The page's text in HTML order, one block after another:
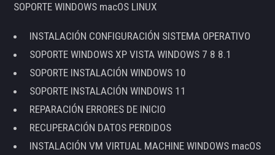
SOPORTE WINDOWS macOS LINUX
INSTALACIÓN CONFIGURACIÓN SISTEMA OPERATIVO
SOPORTE WINDOWS XP VISTA WINDOWS 7 8 8.1
SOPORTE INSTALACIÓN WINDOWS 10
SOPORTE INSTALACIÓN WINDOWS 11
REPARACIÓN ERRORES DE INICIO
RECUPERACIÓN DATOS PERDIDOS
INSTALACIÓN VM VIRTUAL MACHINE WINDOWS macOS